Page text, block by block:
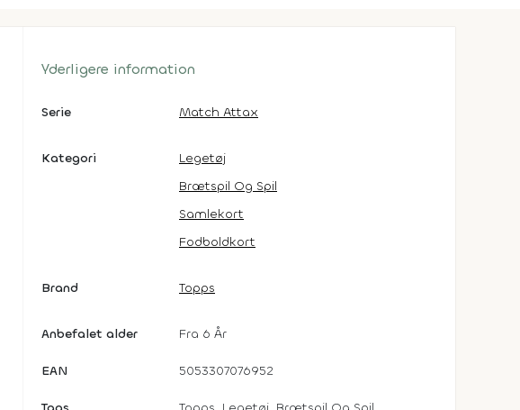
Yderligere information
Serie Match Attax
Kategori
Legetøj
Brætspil Og Spil
Samlekort
Fodboldkort
Brand Topps
Anbefalet alder Fra 6 År
EAN 5053307076952